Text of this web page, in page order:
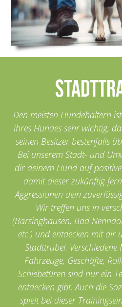
Den meisten Hundehaltern
ihres Hundes sehr wichtig,
seinen Besitzer bestenfalls
Bei unserem Stadt- und
dir deinem Hund auf
damit dieser zukünftig
Aggressionen dein
Wir treffen uns in
(Barsinghausen, Bad
etc.) und entdecken mit dir
Stadttrubel. Verschiedene
Fahrzeuge, Geschäfte,
Schiebetüren sind nur ein
entdecken gibt. Auch die
spielt bei dieser